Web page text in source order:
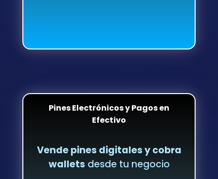
Pines Electrónicos y Pagos en
Efectivo
Vende pines digitales y cobra
wallets desde tu negocio